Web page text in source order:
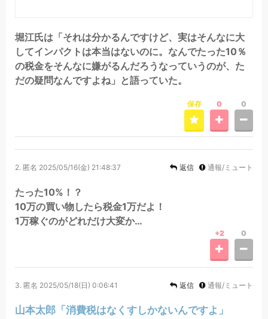
堀江氏は「それは分かるんですけど、実はそんなに大
してインパクトは本当はないのに。なんでたった10％
の税金をそんなに嫌がるんだろうなっていうのが、た
だの疑問なんですよね」と語っていた。
保存 0 0
2. 匿名 2025/05/16(金) 21:48:37 返信 通報/ミュート
たった10%！？
10万の買い物したら税金1万だよ！
1万稼ぐのがどれだけ大変か…
+2 0
3. 匿名 2025/05/18(日) 0:06:41 返信 通報/ミュート
山本太郎「消費税はなくすしかないんですよ」